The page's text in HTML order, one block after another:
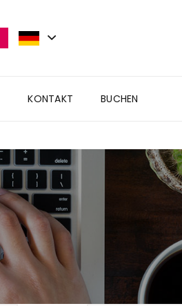
KONTAKT BUCHEN